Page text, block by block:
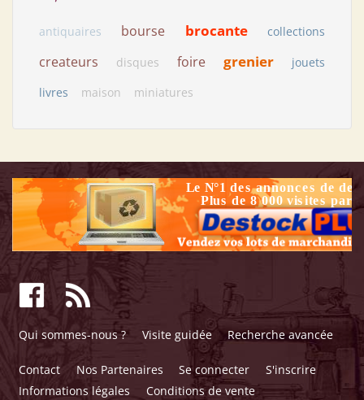
antiquaires bourse brocante collections
createurs disques foire grenier
jouets
livres
maison miniatures
Qui sommes-nous ? Visite guidée Recherche avancée
Contact Nos Partenaires Se connecter
S'inscrire
Informations légales
Conditions de vente